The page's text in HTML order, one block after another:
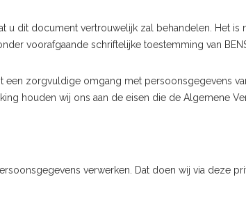
u dit document vertrouwelijk zal behandelen. Het
voorafgaande schriftelijke toestemming van
een zorgvuldige omgang met persoonsgegevens
houden wij ons aan de eisen die de Algemene
verwerken. Dat doen wij via deze